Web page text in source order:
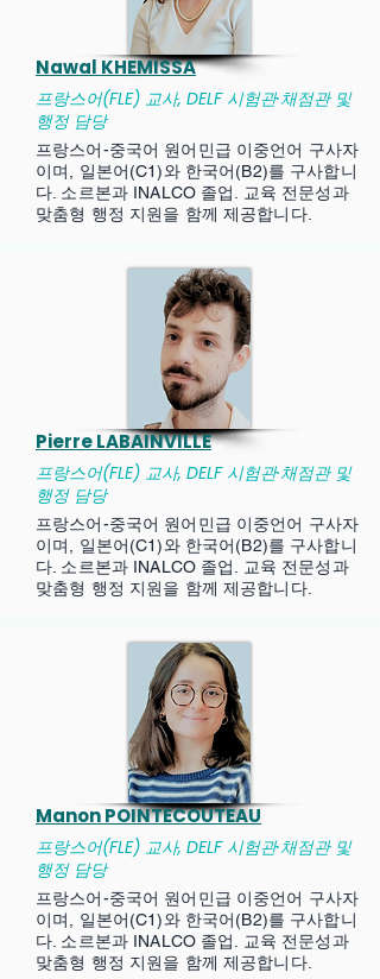
Nawal KHEMISSA
프랑스어(FLE) 교사, DELF 시험관·채점관 및
행정 담당
프랑스어-중국어 원어민급 이중언어 구사자
이며, 일본어(C1)와 한국어(B2)를 구사합니
다. 소르본과 INALCO 졸업. 교육 전문성과
맞춤형 행정 지원을 함께 제공합니다.
Pierre LABAINVILLE
프랑스어(FLE) 교사, DELF 시험관·채점관 및
행정 담당
프랑스어-중국어 원어민급 이중언어 구사자
이며, 일본어(C1)와 한국어(B2)를 구사합니
다. 소르본과 INALCO 졸업. 교육 전문성과
맞춤형 행정 지원을 함께 제공합니다.
Manon POINTECOUTEAU
프랑스어(FLE) 교사, DELF 시험관·채점관 및
행정 담당
프랑스어-중국어 원어민급 이중언어 구사자
이며, 일본어(C1)와 한국어(B2)를 구사합니
다. 소르본과 INALCO 졸업. 교육 전문성과
맞춤형 행정 지원을 함께 제공합니다.